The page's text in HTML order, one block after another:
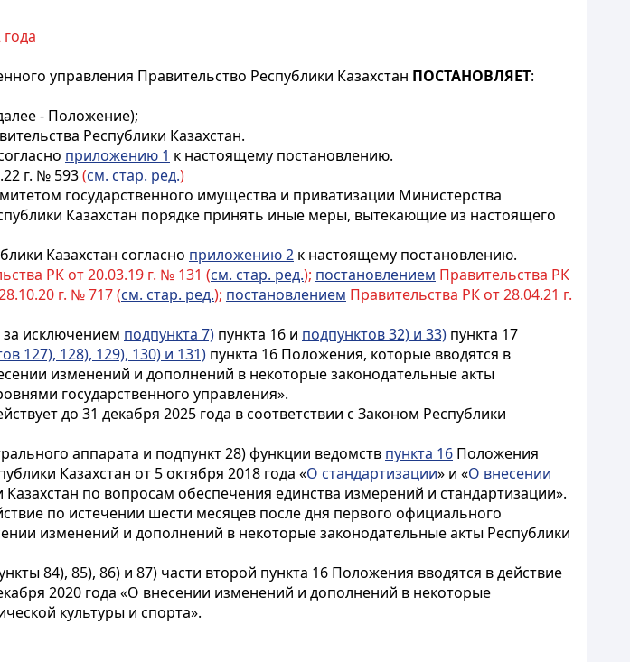
управления Правительство Республики Казахстан ПОСТАНОВЛЯЕТ:
- Положение);
Республики Казахстан.
приложению 1 к настоящему постановлению.
г. № 593(см. стар. ред.)
государственного имущества и приватизации Министерства
Казахстан порядке принять иные меры, вытекающие из настоящего
Казахстан согласно приложению 2 к настоящему постановлению.
РК от 20.03.19 г. № 131 (см. стар. ред.); постановлением Правительства РК
г. № 717 (см. стар. ред.); постановлением Правительства РК от 28.04.21 г.
за исключением подпункта 7) пункта 16 и подпунктов 32) и 33) пункта 17
127), 128), 129), 130) и 131) пункта 16 Положения, которые вводятся в
изменений и дополнений в некоторые законодательные акты
государственного управления».
до 31 декабря 2025 года в соответствии с Законом Республики
аппарата и подпункт 28) функции ведомств пункта 16 Положения
Казахстан от 5 октября 2018 года «О стандартизации» и «О внесении
по вопросам обеспечения единства измерений и стандартизации».
по истечении шести месяцев после дня первого официального
изменений и дополнений в некоторые законодательные акты Республики
84), 85), 86) и 87) части второй пункта 16 Положения вводятся в действие
2020 года «О внесении изменений и дополнений в некоторые
культуры и спорта».